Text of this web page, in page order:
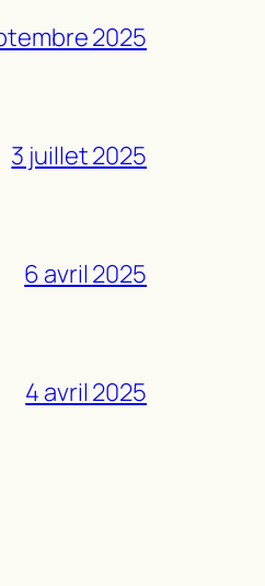
2025
3 juillet 2025
6 avril 2025
4 avril 2025